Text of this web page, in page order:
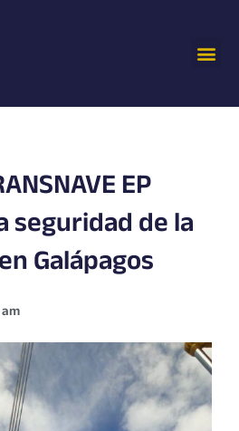
EP
de la
Galápagos